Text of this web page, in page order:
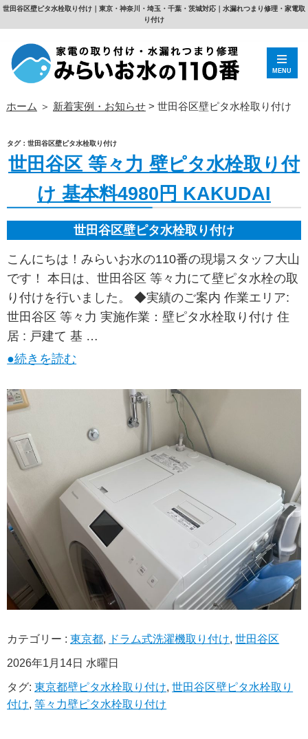
世田谷区壁ピタ水栓取り付け｜東京・神奈川・埼玉・千葉・茨城対応｜水漏れつまり修理・家電取
り付け
MENU
ホーム ＞ 新着実例・お知らせ> 世田谷区壁ピタ水栓取り付け
タグ：世田谷区壁ピタ水栓取り付け
世田谷区 等々力 壁ピタ水栓取り付
け 基本料4980円 KAKUDAI
世田谷区壁ピタ水栓取り付け
こんにちは！みらいお水の110番の現場スタッフ大山
です！ 本日は、世田谷区 等々力にて壁ピタ水栓の取
り付けを行いました。 ◆実績のご案内 作業エリア:
世田谷区 等々力 実施作業：壁ピタ水栓取り付け 住
居 : 戸建て 基 …
●続きを読む
カテゴリー :東京都, ドラム式洗濯機取り付け,世田谷区
2026年1月14日 水曜日
タグ:東京都壁ピタ水栓取り付け,世田谷区壁ピタ水栓取り
付け,等々力壁ピタ水栓取り付け